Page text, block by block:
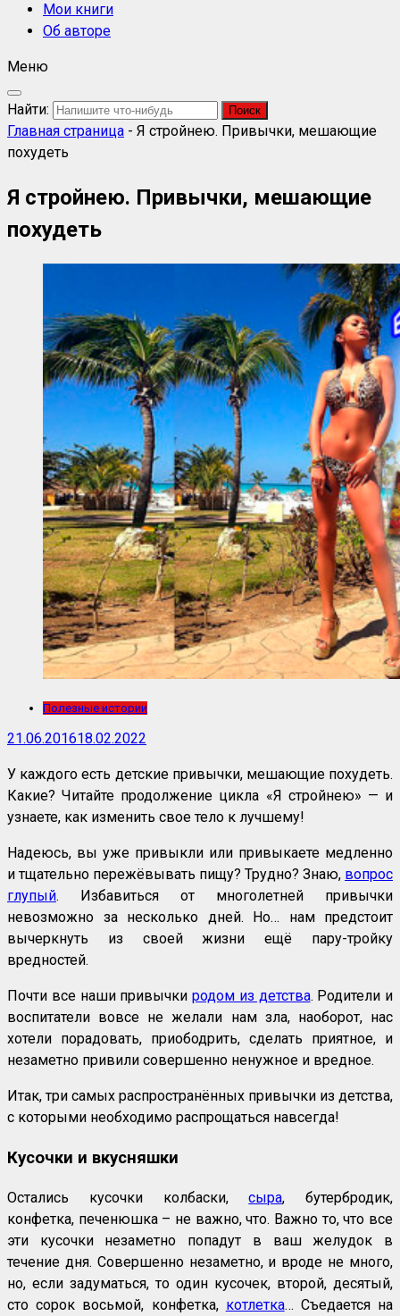
Мои книги
Об авторе
Меню
Найти:
Главная страница - Я стройнею. Привычки, мешающие
похудеть
Я стройнею. Привычки, мешающие
похудеть
Полезные истории
21.06.201618.02.2022
У каждого есть детские привычки, мешающие похудеть.
Какие? Читайте продолжение цикла «Я стройнею» — и
узнаете, как изменить свое тело к лучшему!
Надеюсь, вы уже привыкли или привыкаете медленно
и тщательно пережёвывать пищу? Трудно? Знаю, вопрос
глупый. Избавиться от многолетней привычки
невозможно за несколько дней. Но… нам предстоит
вычеркнуть из своей жизни ещё пару-тройку
вредностей.
Почти все наши привычки родом из детства. Родители и
воспитатели вовсе не желали нам зла, наоборот, нас
хотели порадовать, приободрить, сделать приятное, и
незаметно привили совершенно ненужное и вредное.
Итак, три самых распространённых привычки из детства,
с которыми необходимо распрощаться навсегда!
Кусочки и вкусняшки
Остались кусочки колбаски,сыра, бутербродик,
конфетка, печенюшка – не важно, что. Важно то, что все
эти кусочки незаметно попадут в ваш желудок в
течение дня. Совершенно незаметно, и вроде не много,
но, если задуматься, то один кусочек, второй, десятый,
сто сорок восьмой, конфетка, котлетка… Съедается на